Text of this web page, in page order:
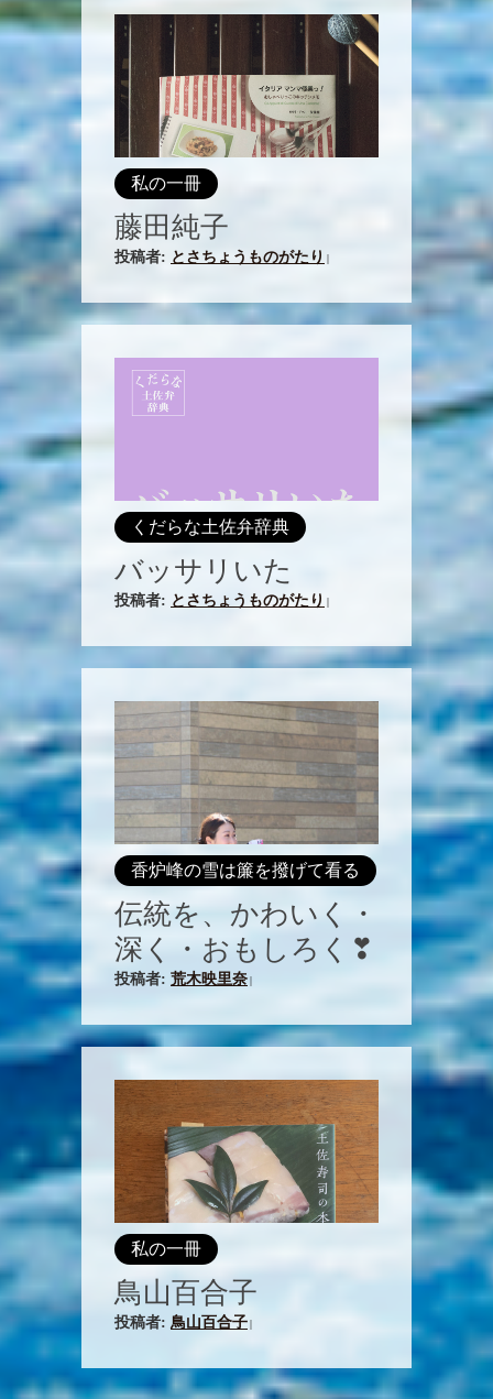
私の一冊
藤田純子
投稿者: とさちょうものがたり
くだらな土佐弁辞典
バッサリいた
投稿者: とさちょうものがたり
香炉峰の雪は簾を撥げて看る
伝統を、かわいく・
深く・おもしろく❣
投稿者: 荒木映里奈
私の一冊
鳥山百合子
投稿者: 鳥山百合子